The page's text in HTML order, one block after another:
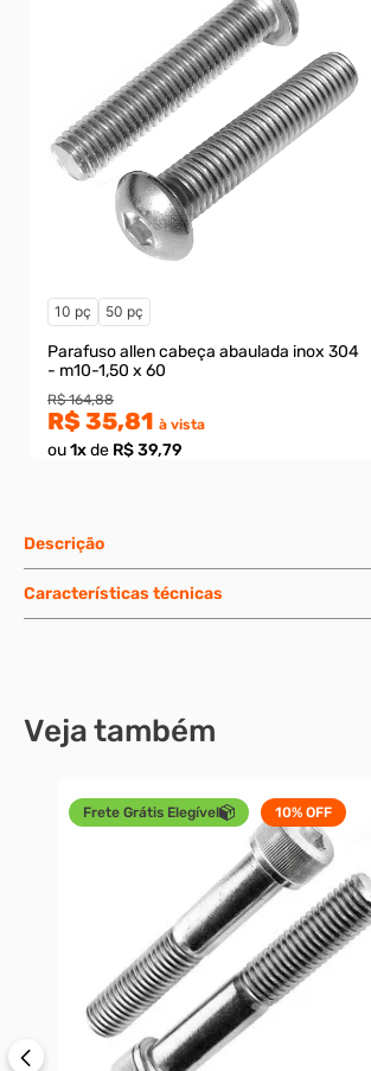
10 pç 50 pç
Parafuso allen cabeça abaulada inox 304
- m10-1,50 x 60
R$ 164,88
R$ 35,81 à vista
ou1xde R$ 39,79
Descrição
Características técnicas
Veja também
Frete Grátis Elegível 10%OFF